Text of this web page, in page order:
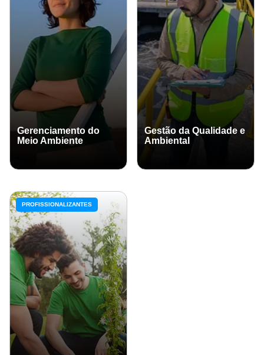
Gerenciamento do
Meio Ambiente
Gestão da Qualidade e
Ambiental
PROFISSIONALIZANTES